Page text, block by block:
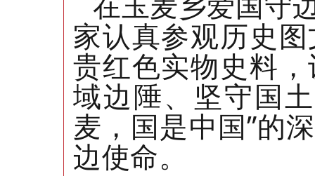
家认真参观历史
贵红色实物史料
域边陲、坚守国
麦，国是中国”的
边使命。